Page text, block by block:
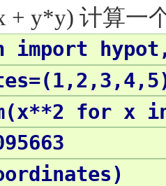
+ y*y) 计算一
import
for x
)